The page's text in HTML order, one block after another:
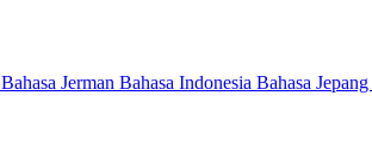
Bahasa Jerman Bahasa Indonesia Bahasa Jepang